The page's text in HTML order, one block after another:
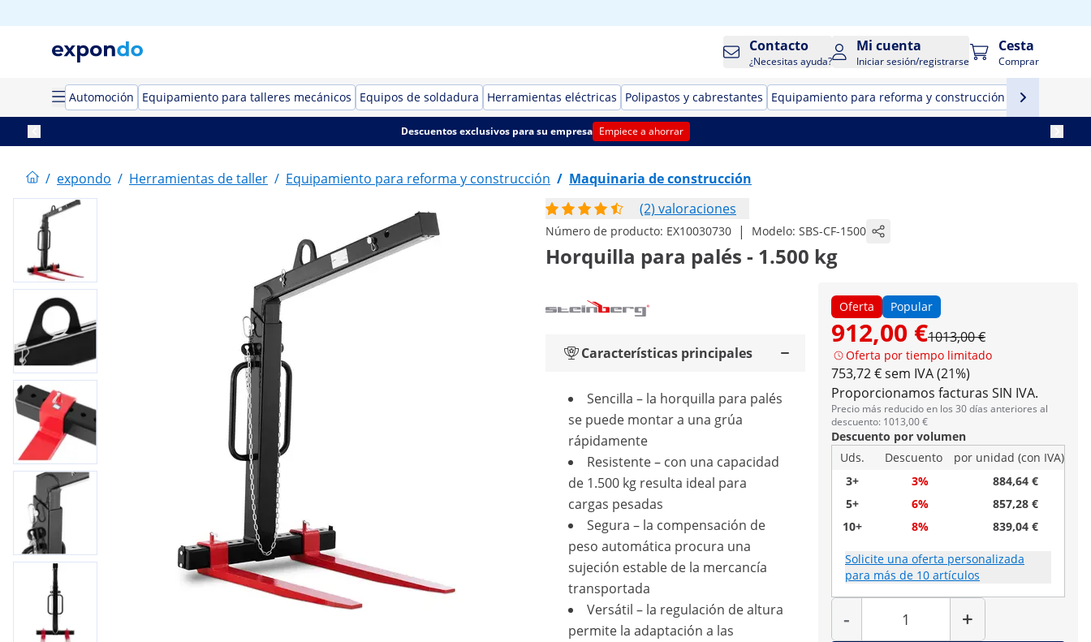
Contacto
¿Necesitas ayuda?
Mi cuenta
Iniciar sesión/registrarse
Cesta
Comprar
Automoción Equipamiento para talleres mecánicos Equipos de soldadura Herramientas eléctricas Polipastos y cabrestantes Equipamiento para reforma y construcción
Descuentos exclusivos para su empresa Empiece a ahorrar
/ expondo / Herramientas de taller / Equipamiento para reforma y construcción / Maquinaria de construcción
(2) valoraciones
Número de producto: EX10030730 | Modelo: SBS-CF-1500
Horquilla para palés - 1.500 kg
Oferta Popular
912,00 €1013,00 €
Oferta por tiempo limitado
753,72 € sem IVA (21%)
Proporcionamos facturas SIN IVA.
Precio más reducido en los 30 días anteriores al
descuento: 1013,00 €
Descuento por volumen
Uds.
Descuento
por unidad (con IVA)
3+
3%
884,64 €
5+
6%
857,28 €
10+
8% 839,04 €
Solicite una oferta personalizada
para más de 10 artículos
-
Cantidad
+
Características principales
Sencilla – la horquilla para palés
se puede montar a una grúa
rápidamente
Resistente – con una capacidad
de 1.500 kg resulta ideal para
cargas pesadas
Segura – la compensación de
peso automática procura una
sujeción estable de la mercancía
transportada
Versátil – la regulación de altura
permite la adaptación a las